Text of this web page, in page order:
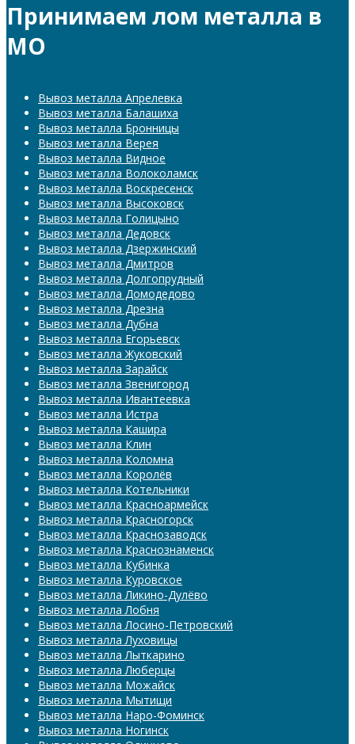
Принимаем лом металла в
МО
Вывоз металла Апрелевка
Вывоз металла Балашиха
Вывоз металла Бронницы
Вывоз металла Верея
Вывоз металла Видное
Вывоз металла Волоколамск
Вывоз металла Воскресенск
Вывоз металла Высоковск
Вывоз металла Голицыно
Вывоз металла Дедовск
Вывоз металла Дзержинский
Вывоз металла Дмитров
Вывоз металла Долгопрудный
Вывоз металла Домодедово
Вывоз металла Дрезна
Вывоз металла Дубна
Вывоз металла Егорьевск
Вывоз металла Жуковский
Вывоз металла Зарайск
Вывоз металла Звенигород
Вывоз металла Ивантеевка
Вывоз металла Истра
Вывоз металла Кашира
Вывоз металла Клин
Вывоз металла Коломна
Вывоз металла Королёв
Вывоз металла Котельники
Вывоз металла Красноармейск
Вывоз металла Красногорск
Вывоз металла Краснозаводск
Вывоз металла Краснознаменск
Вывоз металла Кубинка
Вывоз металла Куровское
Вывоз металла Ликино-Дулёво
Вывоз металла Лобня
Вывоз металла Лосино-Петровский
Вывоз металла Луховицы
Вывоз металла Лыткарино
Вывоз металла Люберцы
Вывоз металла Можайск
Вывоз металла Мытищи
Вывоз металла Наро-Фоминск
Вывоз металла Ногинск